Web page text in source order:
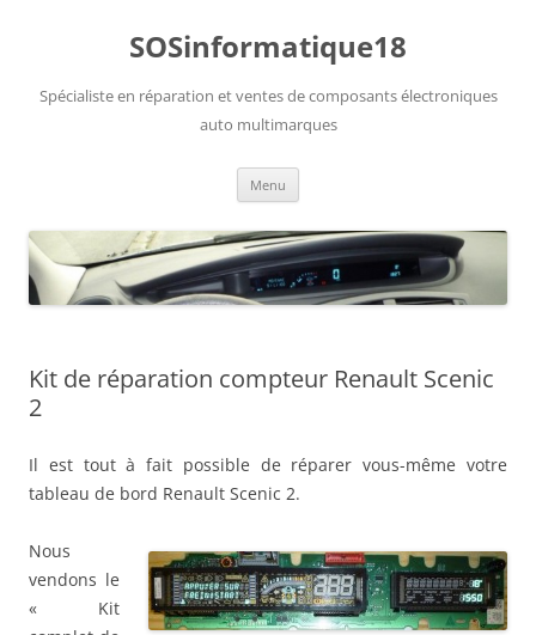
SOSinformatique18
Spécialiste en réparation et ventes de composants électroniques
auto multimarques
Menu
Kit de réparation compteur Renault Scenic
2
Il est tout à fait possible de réparer vous-même votre
tableau de bord Renault Scenic 2.
Nous
vendons le
« Kit